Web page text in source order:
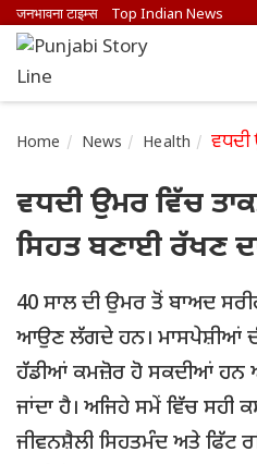
जनभावना टाइम्स Top Indian News
Home News Health ਵਧਦੀ
ਵਧਦੀ ਉਮਰ ਵਿੱਚ
ਸਿਹਤ ਬਣਾਈ ਰੱਖਣ
40 ਸਾਲ ਦੀ ਉਮਰ ਤੋਂ ਬਾਅਦ
ਆਉਣ ਲੱਗਦੇ ਹਨ। ਮਾਸਪੇਸ਼ੀਆਂ
ਹੱਡੀਆਂ ਕਮਜ਼ੋਰ ਹੋ ਸਕਦੀਆਂ ਹਨ
ਜਾਂਦਾ ਹੈ। ਅਜਿਹੇ ਸਮੇਂ ਵਿੱਚ
ਜੀਵਨਸ਼ੈਲੀ ਸਿਹਤਮੰਦ ਅਤੇ ਫਿੱਟ